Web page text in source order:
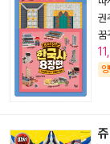
권
꿈